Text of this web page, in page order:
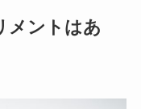
メントはあ